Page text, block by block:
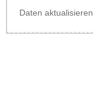
Daten aktualisieren